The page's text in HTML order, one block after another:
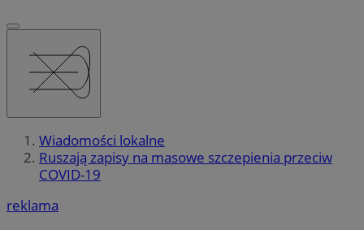
Wiadomości lokalne
Ruszają zapisy na masowe szczepienia przeciw
COVID-19
reklama